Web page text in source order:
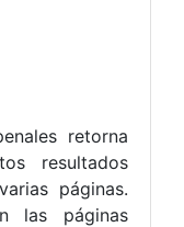
retorna
resultados
páginas.
las páginas